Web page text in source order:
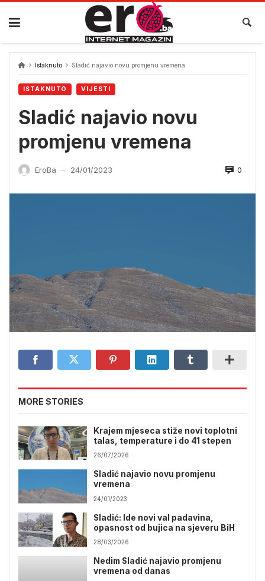
Skip
content
Istaknuto Sladić najavio novu promjenu vremena
ISTAKNUTO VIJESTI
Sladić najavio novu
promjenu vremena
EroBa — 24/01/2023 0
MORE STORIES
Krajem mjeseca stiže novi toplotni
talas, temperature i do 41 stepen
26/07/2026
Sladić najavio novu promjenu
vremena
24/01/2023
Sladić: Ide novi val padavina,
opasnost od bujica na sjeveru BiH
28/03/2026
Nedim Sladić najavio promjenu
vremena od danas